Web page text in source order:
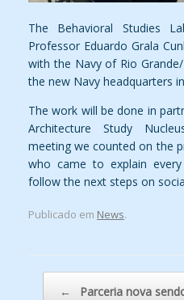
The Behavioral Studies
Professor Eduardo Grala
with the Navy of Rio
the new Navy headquarters
The work will be done in
Architecture Study
meeting we counted on the
who came to explain
follow the next steps on
Publicado em News.
← Parceria nova